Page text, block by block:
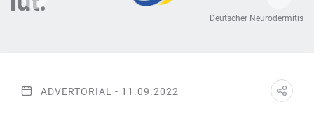
Deutscher Neurodermitis Bund e.V.
ADVERTORIAL - 11.09.2022